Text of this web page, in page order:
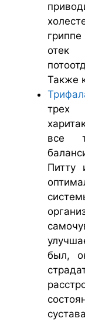
отек
Также
трех
все
Питту
был,